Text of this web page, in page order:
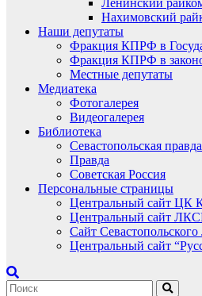
Ленинский
Нахимовский
Наши депутаты
Фракция КПРФ в
Фракция КПРФ в
Местные депутаты
Медиатека
Фотогалерея
Видеогалерея
Библиотека
Севастопольская правда
Правда
Советская Россия
Персональные страницы
Центральный сайт ЦК
Центральный сайт
Сайт
Центральный сайт